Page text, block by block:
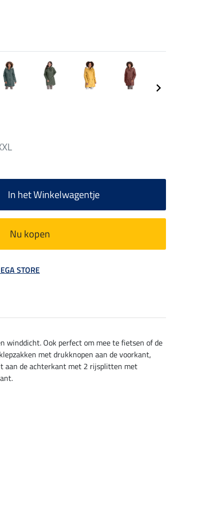
In het Winkelwagentje
Nu kopen
STORE
winddicht. Ook perfect om mee te fietsen of de
met drukknopen aan de voorkant,
aan de achterkant met 2 rijsplitten met